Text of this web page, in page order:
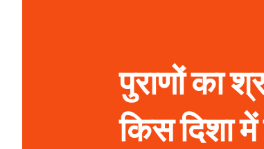
पुराणों का
किस दिशा में